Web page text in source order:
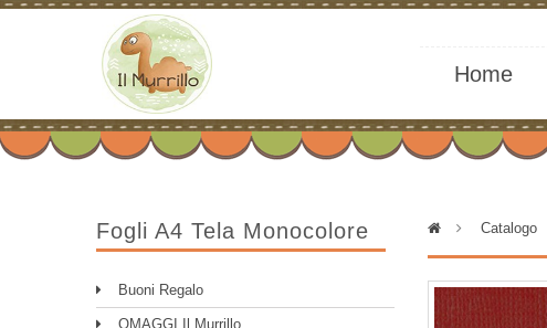
Home
Fogli A4 Tela Monocolore
Buoni Regalo
OMAGGI Il Murrillo
> Catalogo